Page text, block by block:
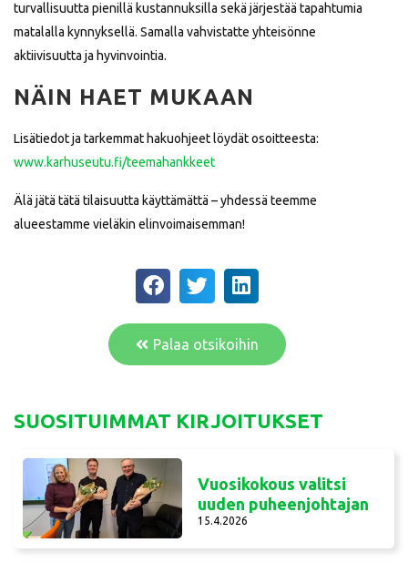
turvallisuutta pienillä kustannuksilla sekä järjestää tapahtumia
matalalla kynnyksellä. Samalla vahvistatte yhteisönne
aktiivisuutta ja hyvinvointia.
NÄIN HAET MUKAAN
Lisätiedot ja tarkemmat hakuohjeet löydät osoitteesta:
www.karhuseutu.fi/teemahankkeet
Älä jätä tätä tilaisuutta käyttämättä – yhdessä teemme
alueestamme vieläkin elinvoimaisemman!
Palaa otsikoihin
SUOSITUIMMAT KIRJOITUKSET
Vuosikokous valitsi
uuden puheenjohtajan
15.4.2026